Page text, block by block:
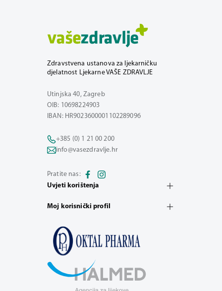
Zdravstvena ustanova za ljekarničku
djelatnost Ljekarne VAŠE ZDRAVLJE
Utinjska 40, Zagreb
OIB: 10698224903
IBAN: HR9023600001102289096
+385 (0) 1 21 00 200
info@vasezdravlje.hr
Pratite nas:
Uvjeti korištenja
Moj korisnički profil